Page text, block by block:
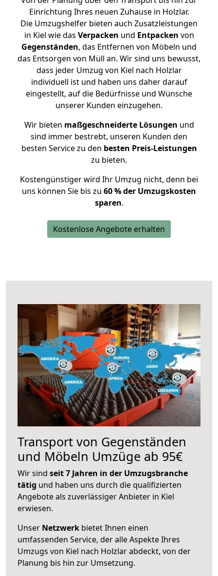
Einrichtung Ihres neuen Zuhause in Holzlar.
Die Umzugshelfer bieten auch Zusatzleistungen
in Kiel wie das Verpacken und Entpacken von
Gegenständen, das Entfernen von Möbeln und
das Entsorgen von Müll an. Wir sind uns bewusst,
dass jeder Umzug von Kiel nach Holzlar
individuell ist und haben uns daher darauf
eingestellt, auf die Bedürfnisse und Wünsche
unserer Kunden einzugehen.
Wir bieten maßgeschneiderte Lösungen und
sind immer bestrebt, unseren Kunden den
besten Service zu den besten Preis-Leistungen
zu bieten.
Kostengünstiger wird Ihr Umzug nicht, denn bei
uns können Sie bis zu 60 % der Umzugskosten
sparen.
Kostenlose Angebote erhalten
Transport von Gegenständen
und Möbeln Umzüge ab 95€
Wir sind seit 7 Jahren in der Umzugsbranche
tätig und haben uns durch die qualifizierten
Angebote als zuverlässiger Anbieter in Kiel
erwiesen.
Unser Netzwerk bietet Ihnen einen
umfassenden Service, der alle Aspekte Ihres
Umzugs von Kiel nach Holzlar abdeckt, von der
Planung bis hin zur Umsetzung.